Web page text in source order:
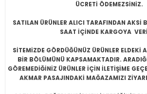
ÜCRETİ ÖDEMEZSİNİZ.
SATILAN ÜRÜNLER ALICI TARAFINDAN AKSİ
SAAT İÇİNDE KARGOYA
SİTEMİZDE GÖRDÜĞÜNÜZ ÜRÜNLER ELDEKİ
BİR BÖLÜMÜNÜ KAPSAMAKTADIR.
GÖREMEDİĞİNİZ ÜRÜNLER İÇİN İLETİŞİME
AKMAR PASAJINDAKİ MAĞAZAMIZI